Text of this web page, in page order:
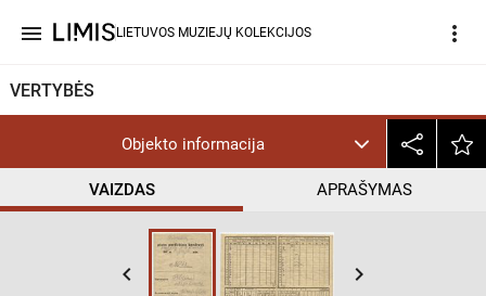
menu LIETUVOS MUZIEJŲ KOLEKCIJOS more_vert
VERTYBĖS
Objekto informacija
VAIZDAS APRAŠYMAS
keyboard_arrow_left keyboard_arrow_right